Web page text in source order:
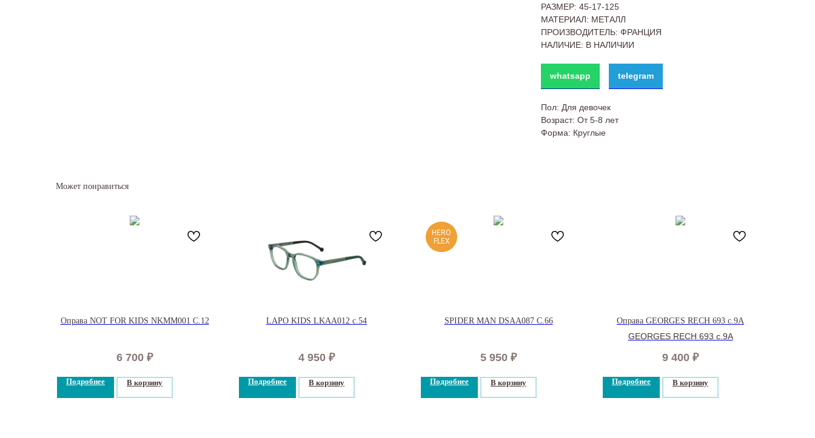
РАЗМЕР: 45-17-125
МАТЕРИАЛ: МЕТАЛЛ
ПРОИЗВОДИТЕЛЬ: ФРАНЦИЯ
НАЛИЧИЕ: В НАЛИЧИИ
whatsapp telegram
Пол: Для девочек
Возраст: От 5-8 лет
Форма: Круглые
Может понравиться
Оправа NOT FOR KIDS NKMM001 С.12
6 700 ₽
Подробнее В корзину
LAPO KIDS LKAA012 c.54
4 950 ₽
Подробнее В корзину
HERO
FLEX
SPIDER MAN DSAA087 С.66
5 950 ₽
Подробнее В корзину
Оправа GEORGES RECH 693 c.9А
GEORGES RECH 693 c.9А
9 400 ₽
Подробнее В корзину